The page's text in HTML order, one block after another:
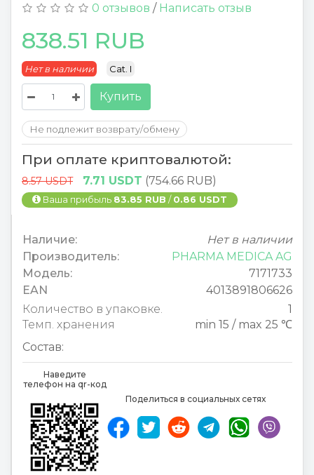
0 отзывов / Написать отзыв
838.51 RUB
Нет в наличии Cat. I
Купить
Не подлежит возврату/обмену
При оплате криптовалютой:
8.57 USDT 7.71 USDT (754.66 RUB)
Ваша прибыль 83.85 RUB / 0.86 USDT
Наличие:
Нет в наличии
Производитель:
PHARMA MEDICA AG
Модель:
7171733
EAN
4013891806626
Количество в упаковке.
1
Темп. хранения
min 15 / max 25 ℃
Состав:
Наведите
телефон на qr-код
Поделиться в социальных сетях